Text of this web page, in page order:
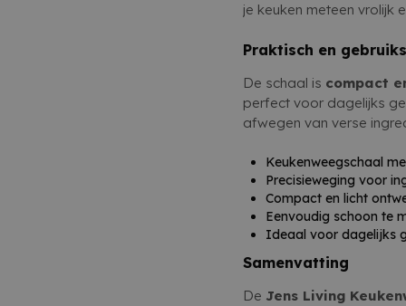
je keuken meteen vrolijk
Praktisch en
De schaal is compact
perfect voor dagelijks
afwegen van verse
Keukenweegschaal
Precisieweging voor
Compact en licht
Eenvoudig schoon te
Ideaal voor dagelijks
Samenvatting
De Jens Living